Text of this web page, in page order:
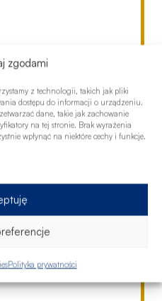
zgodami
z technologii, takich jak pliki
dostępu do informacji o urządzeniu.
dane, takie jak zachowanie
na tej stronie. Brak wyrażenia
wpłynąć na niektóre cechy i funkcje.
Polityka prywatności